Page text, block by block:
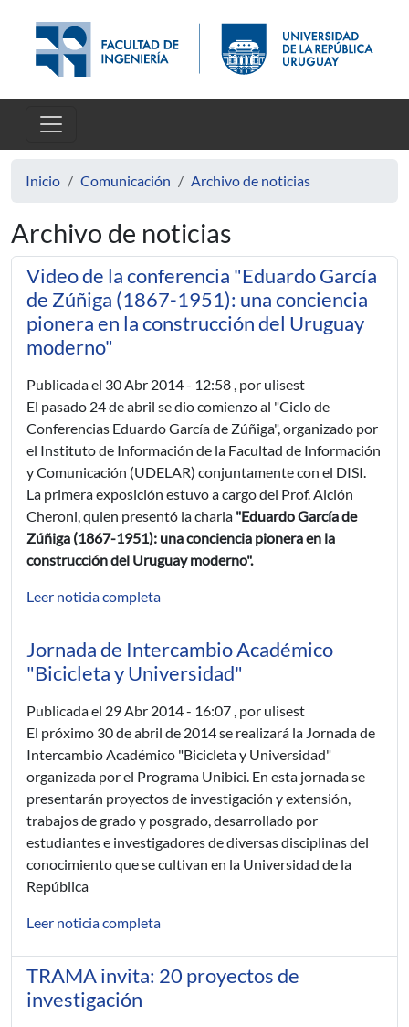
Inicio Comunicación Archivo de noticias
Archivo de noticias
Video de la conferencia "Eduardo García
de Zúñiga (1867-1951): una conciencia
pionera en la construcción del Uruguay
moderno"
Publicada el 30 Abr 2014 - 12:58 , por ulisest
El pasado 24 de abril se dio comienzo al "Ciclo de
Conferencias Eduardo García de Zúñiga", organizado por
el Instituto de Información de la Facultad de Información
y Comunicación (UDELAR) conjuntamente con el DISI.
La primera exposición estuvo a cargo del Prof. Alción
Cheroni, quien presentó la charla "Eduardo García de
Zúñiga (1867-1951): una conciencia pionera en la
construcción del Uruguay moderno".
Leer noticia completa
Jornada de Intercambio Académico
"Bicicleta y Universidad"
Publicada el 29 Abr 2014 - 16:07 , por ulisest
El próximo 30 de abril de 2014 se realizará la Jornada de
Intercambio Académico "Bicicleta y Universidad"
organizada por el Programa Unibici. En esta jornada se
presentarán proyectos de investigación y extensión,
trabajos de grado y posgrado, desarrollado por
estudiantes e investigadores de diversas disciplinas del
conocimiento que se cultivan en la Universidad de la
República
Leer noticia completa
TRAMA invita: 20 proyectos de
investigación